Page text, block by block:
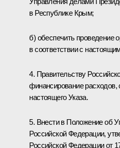
в Республике Крым;
б) обеспечить проведение
в соответствии с
4. Правительству
финансирование расходов,
настоящего Указа.
5. Внести в Положение об
Российской Федерации,
Российской Федерации от